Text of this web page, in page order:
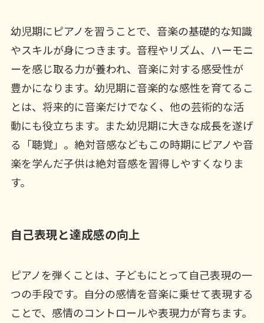
幼児期にピアノを習うことで、音楽の基礎的な知識
やスキルが身につきます。音程やリズム、ハーモニ
ーを感じ取る力が養われ、音楽に対する感受性が
豊かになります。幼児期に音楽的な感性を育てるこ
とは、将来的に音楽だけでなく、他の芸術的な活
動にも役立ちます。また幼児期に大きな成長を遂げ
る「聴覚」。絶対音感などもこの時期にピアノや音
楽を学んだ子供は絶対音感を習得しやすくなりま
す。
自己表現と達成感の向上
ピアノを弾くことは、子どもにとって自己表現の一
つの手段です。自分の感情を音楽に乗せて表現する
ことで、感情のコントロールや表現力が育ちます。